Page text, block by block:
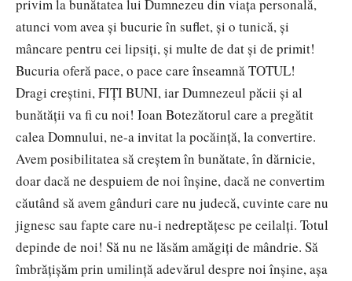
privim la bunătatea lui Dumnezeu din viața personală,
atunci vom avea și bucurie în suflet, și o tunică, și
mâncare pentru cei lipsiți, și multe de dat și de primit!
Bucuria oferă pace, o pace care înseamnă TOTUL!
Dragi creștini, FIȚI BUNI, iar Dumnezeul păcii și al
bunătății va fi cu noi! Ioan Botezătorul care a pregătit
calea Domnului, ne-a invitat la pocăință, la convertire.
Avem posibilitatea să creştem în bunătate, în dărnicie,
doar dacă ne despuiem de noi înşine, dacă ne convertim
căutând să avem gânduri care nu judecă, cuvinte care nu
jignesc sau fapte care nu-i nedreptăţesc pe ceilalţi. Totul
depinde de noi! Să nu ne lăsăm amăgiţi de mândrie. Să
îmbrăţişăm prin umilinţă adevărul despre noi înşine, aşa